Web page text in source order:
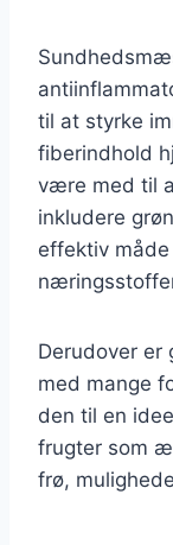
til at styrke
fiberindhold
være med til
inkludere
effektiv
Derudover er
med mange
den til en
frugter som
frø,